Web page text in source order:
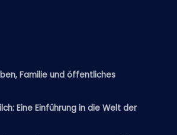
Familie und öffentliches
Eine Einführung in die Welt der